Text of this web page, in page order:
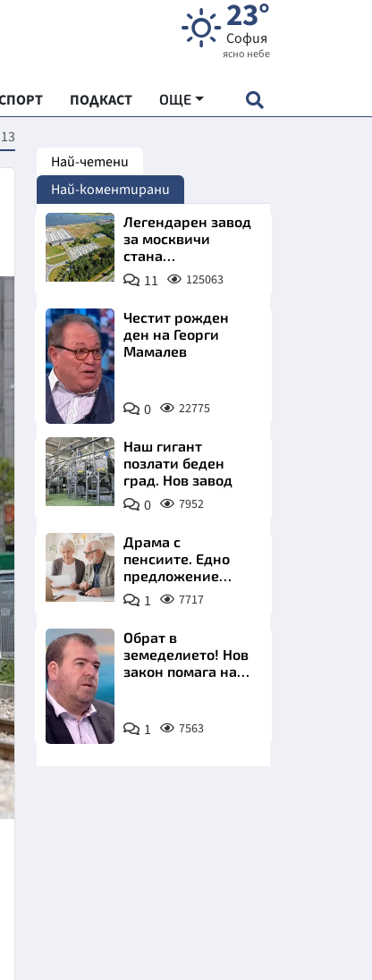
23°
София
ясно небе
ПОДКАСТ ОЩЕ
"ЧУДЕСАТА НА БЪЛГАРИЯ"
ХРАНА
ИКОНОМИКА
Най-четени
Най-коментирани
Легендарен завод
за москвичи
стана
индустриално
чудо. Позлатява
11 125063
Снимка:
БНТ
Честит рожден
ден на Георги
Мамалев
0 22775
Наш гигант
позлати беден
град. Нов завод
0 7952
Драма с
пенсиите. Едно
предложение
удря над 800 000
българи
1 7717
Снимка:
бТВ
Обрат в
земеделието! Нов
закон помага на
1 7563